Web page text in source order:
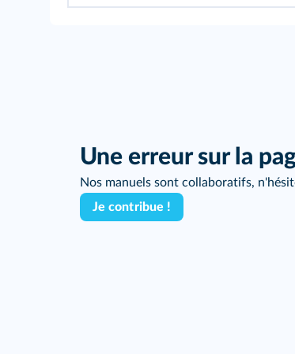
Une erreur sur la
Nos manuels sont collaboratifs,
Je contribue !